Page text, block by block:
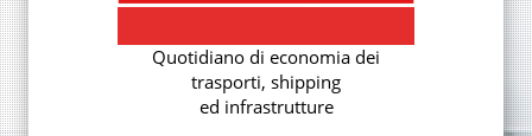
Quotidiano di economia dei
trasporti, shipping
ed infrastrutture